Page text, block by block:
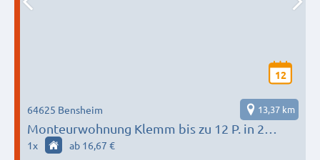
12
Monteurwohnung Klemm bis zu 12 P. in 2
Wohnungen
64625 Bensheim 13,37 km
1x ab 16,67 €